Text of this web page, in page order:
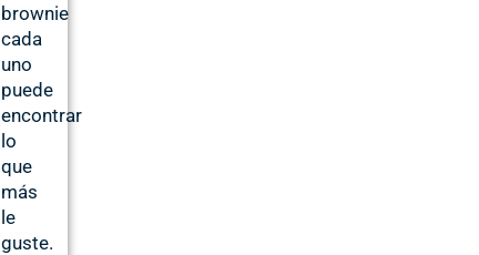
brownie
cada
uno
puede
encontrar
lo
que
más
le
guste.